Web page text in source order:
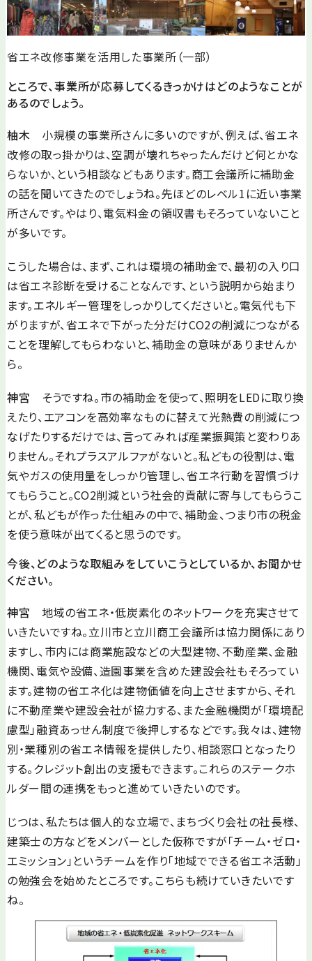
省エネ改修事業を活用した事業所（一部）
ところで、事業所が応募してくるきっかけはどのようなことが
あるのでしょう。
柚木 小規模の事業所さんに多いのですが、例えば、省エネ
改修の取っ掛かりは、空調が壊れちゃったんだけど何とかな
らないか、という相談などもあります。商工会議所に補助金
の話を聞いてきたのでしょうね。先ほどのレベル1に近い事業
所さんです。やはり、電気料金の領収書もそろっていないこと
が多いです。
こうした場合は、まず、これは環境の補助金で、最初の入り口
は省エネ診断を受けることなんです、という説明から始まり
ます。エネルギー管理をしっかりしてくださいと。電気代も下
がりますが、省エネで下がった分だけCO2の削減につながる
ことを理解してもらわないと、補助金の意味がありませんか
ら。
神宮 そうですね。市の補助金を使って、照明をLEDに取り換
えたり、エアコンを高効率なものに替えて光熱費の削減につ
なげたりするだけでは、言ってみれば産業振興策と変わりあ
りません。それプラスアルファがないと。私どもの役割は、電
気やガスの使用量をしっかり管理し、省エネ行動を習慣づけ
てもらうこと。CO2削減という社会的貢献に寄与してもらうこ
とが、私どもが作った仕組みの中で、補助金、つまり市の税金
を使う意味が出てくると思うのです。
今後、どのような取組みをしていこうとしているか、お聞かせ
ください。
神宮 地域の省エネ・低炭素化のネットワークを充実させて
いきたいですね。立川市と立川商工会議所は協力関係にあり
ますし、市内には商業施設などの大型建物、不動産業、金融
機関、電気や設備、造園事業を含めた建設会社もそろってい
ます。建物の省エネ化は建物価値を向上させますから、それ
に不動産業や建設会社が協力する、また金融機関が「環境配
慮型」融資あっせん制度で後押しするなどです。我々は、建物
別・業種別の省エネ情報を提供したり、相談窓口となったり
する。クレジット創出の支援もできます。これらのステークホ
ルダー間の連携をもっと進めていきたいのです。
じつは、私たちは個人的な立場で、まちづくり会社の社長様、
建築士の方などをメンバーとした仮称ですが「チーム・ゼロ・
エミッション」というチームを作り「地域でできる省エネ活動」
の勉強会を始めたところです。こちらも続けていきたいです
ね。